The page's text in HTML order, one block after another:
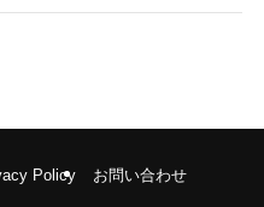
Policy お問い合わせ